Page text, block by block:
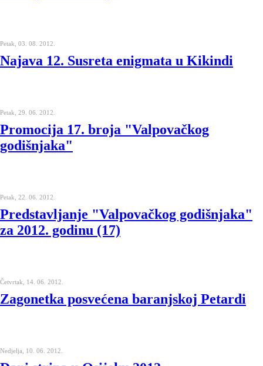
Petak, 03. 08. 2012.
Najava 12. Susreta enigmata u Kikindi
Petak, 29. 06. 2012.
Promocija 17. broja "Valpovačkog
godišnjaka"
Petak, 22. 06. 2012.
Predstavljanje "Valpovačkog godišnjaka"
za 2012. godinu (17)
Četvrtak, 14. 06. 2012.
Zagonetka posvećena baranjskoj Petardi
Nedjelja, 10. 06. 2012.